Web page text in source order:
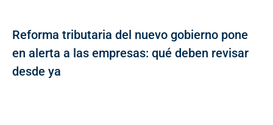
Reforma tributaria del nuevo gobierno pone
en alerta a las empresas: qué deben revisar
desde ya